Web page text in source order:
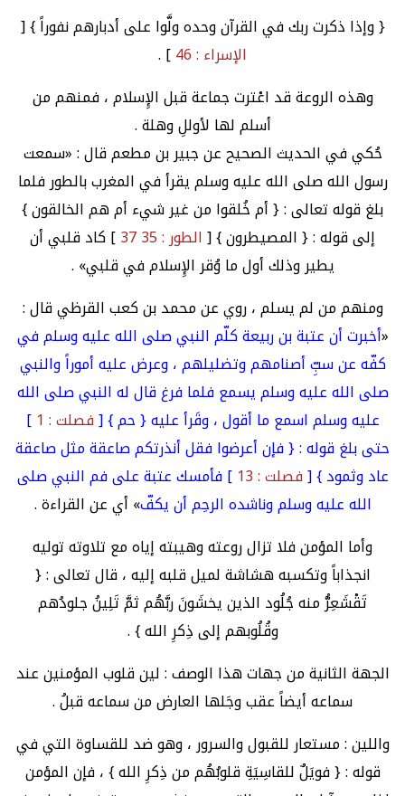
{ وإذا ذكرت ربك في القرآن وحده ولَّوا على أدبارهم نفوراً } [
الإسراء : 46
] .
وهذه الروعة قد اعْترت جماعة قبل الإِسلام ، فمنهم من
أسلم لها لأوللِ وهلة .
حُكي في الحديث الصحيح عن جبير بن مطعم قال : «سمعت
رسول الله صلى الله عليه وسلم يقرأ في المغرب بالطور فلما
بلغ قوله تعالى : { أم خُلقوا من غير شيء أم هم الخالقون }
إلى قوله : { المصيطرون } [الطور : 35 37
] كاد قلبي أن
يطير وذلك أول ما وُقر الإِسلام في قلبي» .
ومنهم من لم يسلم ، روي عن محمد بن كعب القرظي قال :
«أخبرت أن عتبة بن ربيعة كلّم النبي صلى الله عليه وسلم في
كفّه عن سبِّ أصنامهم وتضليلهم ، وعرض عليه أموراً والنبي
صلى الله عليه وسلم يسمع فلما فرغ قال له النبي صلى الله
عليه وسلم اسمع ما أقول ، وقَرأ عليه { حم } [فصلت : 1
]
حتى بلغ قوله : { فإن أعرضوا فقل أنذرتكم صاعقة مثل صاعقة
عاد وثمود } [فصلت : 13
] فأمسك عتبة على فم النبي صلى
الله عليه وسلم وناشده الرحِم أن يكفّ» أي عن القراءة .
وأما المؤمن فلا تزال روعته وهيبته إياه مع تلاوته توليه
انجذاباً وتكسبه هشاشة لميل قلبه إليه ، قال تعالى : {
تَقْشَعِرُّ منه جُلُود الذين يخشَونَ ربَّهُم ثمَّ تَلِينُ جلودُهم
وقُلُوبهم إلى ذِكرِ الله } .
الجهة الثانية من جهات هذا الوصف : لين قلوب المؤمنين عند
سماعه أيضاً عقب وجَلها العارض من سماعه قبلُ .
واللين : مستعار للقبول والسرور ، وهو ضد للقساوة التي في
قوله : { فويَلٌ للقاسِيَةِ قلوبُهُم من ذِكرِ الله } ، فإن المؤمن